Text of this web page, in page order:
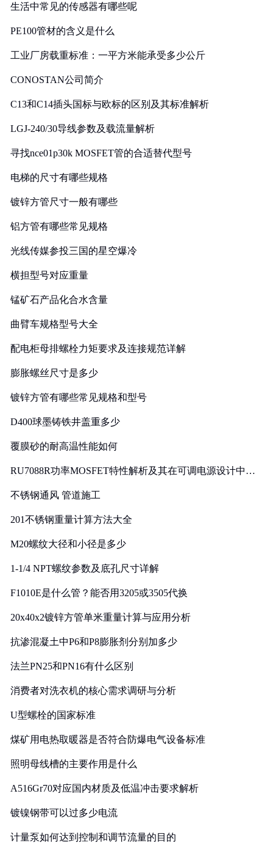
生活中常见的传感器有哪些呢
PE100管材的含义是什么
工业厂房载重标准：一平方米能承受多少公斤
CONOSTAN公司简介
C13和C14插头国标与欧标的区别及其标准解析
LGJ-240/30导线参数及载流量解析
寻找nce01p30k MOSFET管的合适替代型号
电梯的尺寸有哪些规格
镀锌方管尺寸一般有哪些
铝方管有哪些常见规格
光线传媒参投三国的星空爆冷
横担型号对应重量
锰矿石产品化合水含量
曲臂车规格型号大全
配电柜母排螺栓力矩要求及连接规范详解
膨胀螺丝尺寸是多少
镀锌方管有哪些常见规格和型号
D400球墨铸铁井盖重多少
覆膜砂的耐高温性能如何
RU7088R功率MOSFET特性解析及其在可调电源设计中的
不锈钢通风 管道施工
201不锈钢重量计算方法大全
M20螺纹大径和小径是多少
1-1/4 NPT螺纹参数及底孔尺寸详解
F1010E是什么管？能否用3205或3505代换
20x40x2镀锌方管单米重量计算与应用分析
抗渗混凝土中P6和P8膨胀剂分别加多少
法兰PN25和PN16有什么区别
消费者对洗衣机的核心需求调研与分析
U型螺栓的国家标准
煤矿用电热取暖器是否符合防爆电气设备标准
照明母线槽的主要作用是什么
A516Gr70对应国内材质及低温冲击要求解析
镀镍钢带可以过多少电流
计量泵如何达到控制和调节流量的目的